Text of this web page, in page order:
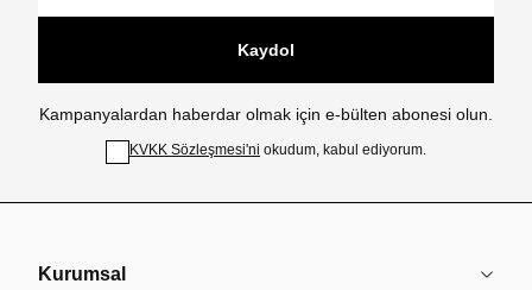
Kaydol
Kampanyalardan haberdar olmak için e-bülten abonesi olun.
KVKK Sözleşmesi'ni okudum, kabul ediyorum.
Kurumsal